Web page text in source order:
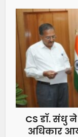
CS डॉ. संधु
अधिकार